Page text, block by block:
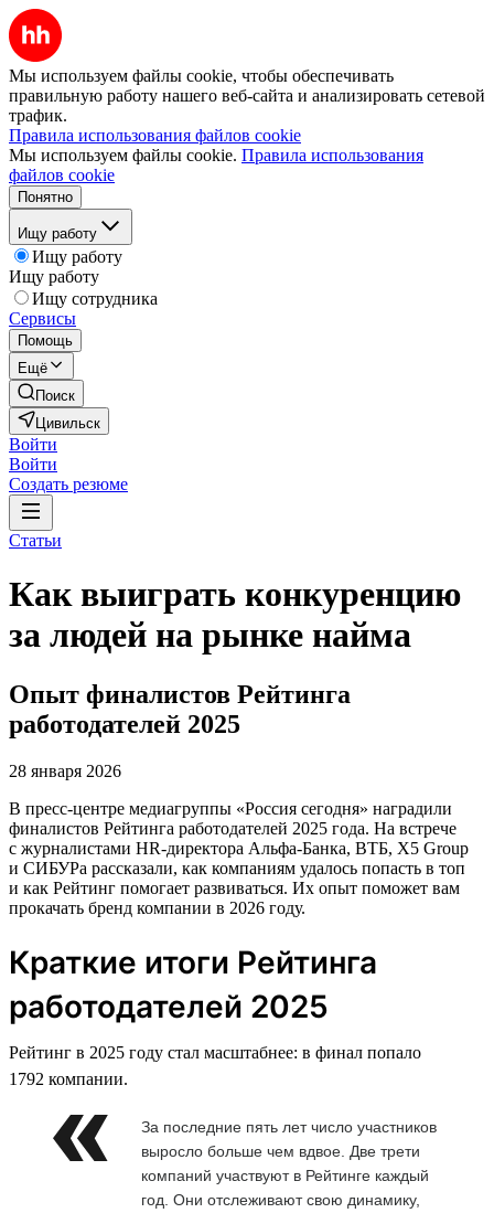
Мы используем файлы cookie, чтобы обеспечивать
правильную работу нашего веб-сайта и анализировать сетевой
трафик.
Правила использования файлов cookie
Мы используем файлы cookie. Правила использования
файлов cookie
Понятно
Ищу работу
Ищу работу
Ищу работу
Ищу сотрудника
Сервисы
Помощь
Ещё
Поиск
Цивильск
Войти
Войти
Создать резюме
Статьи
Как выиграть конкуренцию
за людей на рынке найма
Опыт финалистов Рейтинга
работодателей 2025
28 января 2026
В пресс-центре медиагруппы «Россия сегодня» наградили
финалистов Рейтинга работодателей 2025 года. На встрече
с журналистами HR-директора Альфа-Банка, ВТБ, X5 Group
и СИБУРа рассказали, как компаниям удалось попасть в топ
и как Рейтинг помогает развиваться. Их опыт поможет вам
прокачать бренд компании в 2026 году.
Краткие итоги Рейтинга
работодателей 2025
Рейтинг в 2025 году стал масштабнее: в финал попало
1792 компании.
За последние пять лет число участников
выросло больше чем вдвое. Две трети
компаний участвуют в Рейтинге каждый
год. Они отслеживают свою динамику,